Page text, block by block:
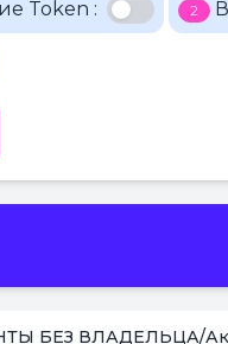
Token : 2
БЕЗ ВЛАДЕЛЬЦА/